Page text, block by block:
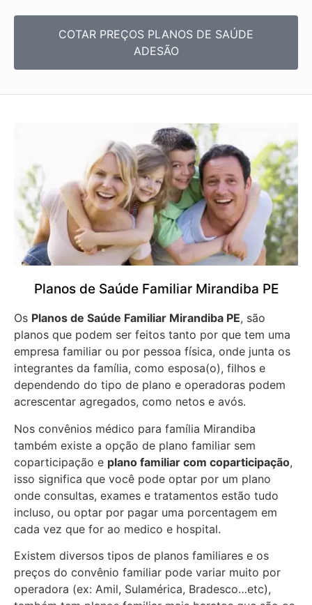
COTAR PREÇOS PLANOS DE SAÚDE
ADESÃO
Planos de Saúde Familiar Mirandiba PE
Os Planos de Saúde Familiar Mirandiba PE, são
planos que podem ser feitos tanto por que tem uma
empresa familiar ou por pessoa física, onde junta os
integrantes da família, como esposa(o), filhos e
dependendo do tipo de plano e operadoras podem
acrescentar agregados, como netos e avós.
Nos convênios médico para família Mirandiba
também existe a opção de plano familiar sem
coparticipação e plano familiar com coparticipação,
isso significa que você pode optar por um plano
onde consultas, exames e tratamentos estão tudo
incluso, ou optar por pagar uma porcentagem em
cada vez que for ao medico e hospital.
Existem diversos tipos de planos familiares e os
preços do convênio familiar pode variar muito por
operadora (ex: Amil, Sulamérica, Bradesco…etc),